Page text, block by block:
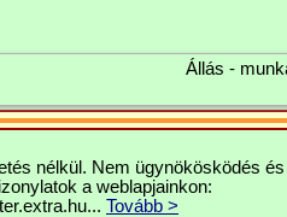
Állás -
nélkül. Nem ügynökösködés
a weblapjainkon:
Tovább >